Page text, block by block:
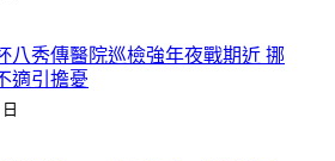
八秀傳醫院巡檢強年夜戰期近 挪
適引擔憂